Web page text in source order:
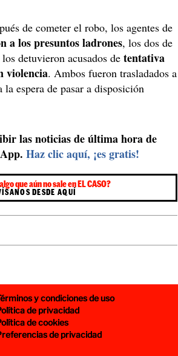
de cometer el robo, los agentes de
a los presuntos ladrones, los dos de
detuvieron acusados detentativa
violencia. Ambos fueron trasladados a
espera de pasar a disposición
las noticias de última hora de
Haz clic aquí, ¡es gratis!
que aún no sale en EL CASO?
DESDE AQUÍ
y condiciones de uso
de privacidad
de cookies
de privacidad